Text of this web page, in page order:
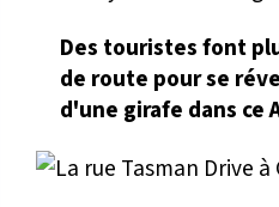
Des touristes font
de route pour se
d'une girafe dans ce